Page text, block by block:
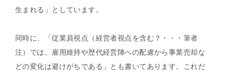
生まれる」としています。
同時に、「従業員視点（経営者視点を含む？・・・筆者
注）では、雇用維持や歴代経営陣への配慮から事業売却な
どの変化は避けがちである」とも書いてあります。これだ